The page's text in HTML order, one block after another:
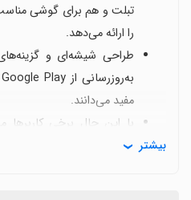
را ارائه می‌دهد.
طراحی شیشه‌ای و
مفید می‌دانند.
با این حال برخی کاربرها
دشوار است و یادگیری برخی بیشتر